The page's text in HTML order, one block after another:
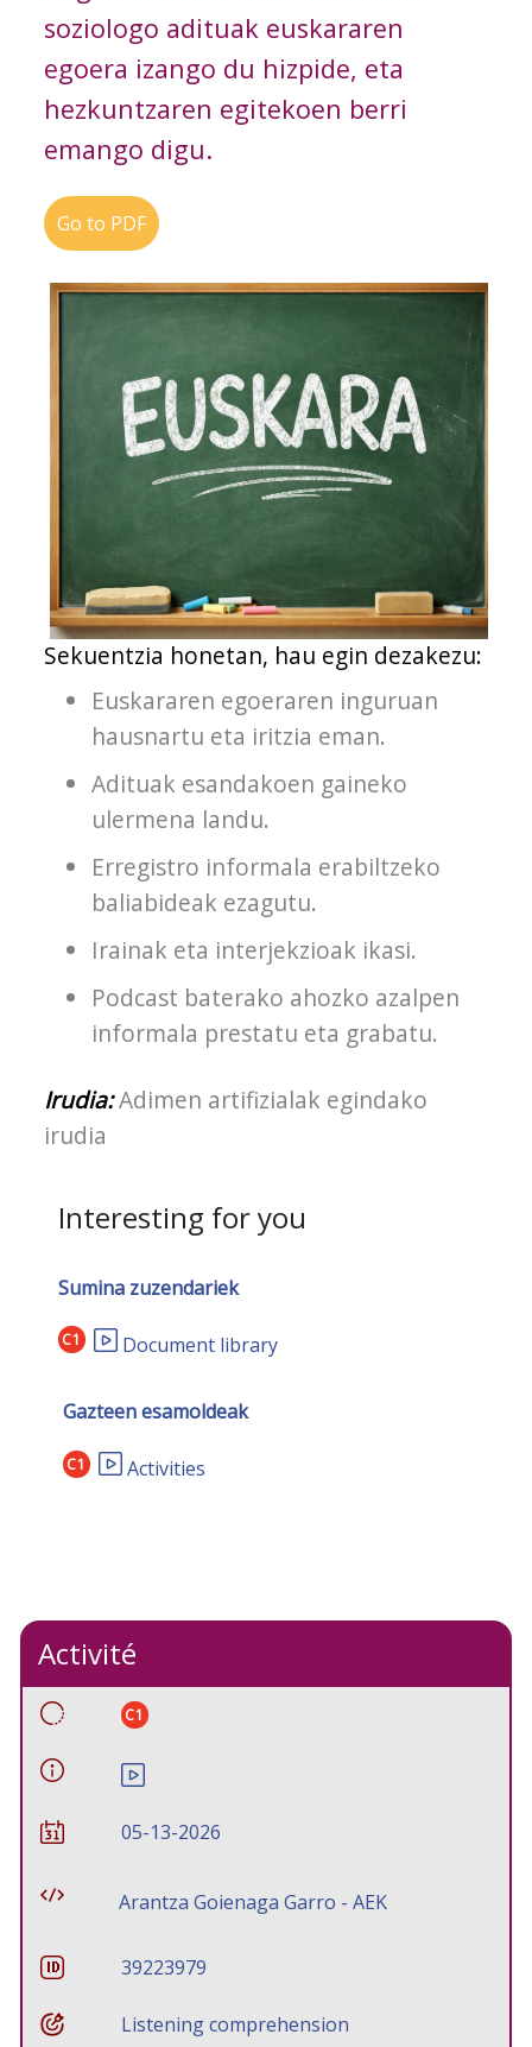
soziologo adituak euskararen
egoera izango du hizpide, eta
hezkuntzaren egitekoen berri
emango digu.
Go to PDF
Sekuentzia honetan, hau egin dezakezu:
Euskararen egoeraren inguruan
hausnartu eta iritzia eman.
Adituak esandakoen gaineko
ulermena landu.
Erregistro informala erabiltzeko
baliabideak ezagutu.
Irainak eta interjekzioak ikasi.
Podcast baterako ahozko azalpen
informala prestatu eta grabatu.
Irudia:Adimen artifizialak egindako
irudia
Interesting for you
Sumina zuzendariek
C1 Document library
Gazteen esamoldeak
C1 Activities
Activité
C1
05-13-2026
Arantza Goienaga Garro - AEK
39223979
Listening comprehension